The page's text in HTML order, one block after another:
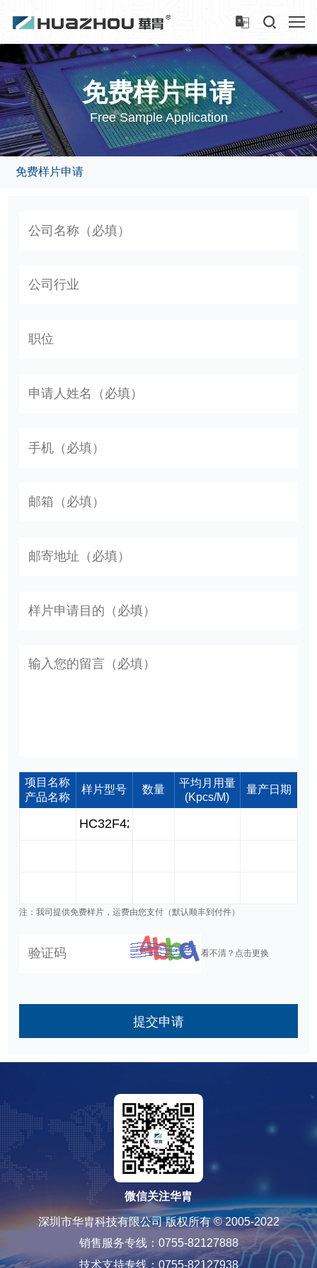
免费样片申请
Free Sample Application
免费样片申请
项目名称
产品名称
样片型号 数量
平均月用量
(Kpcs/M)
量产日期
注：我司提供免费样片，运费由您支付（默认顺丰到付件）
看不清？点击更换
提交申请
微信关注华胄
深圳市华胄科技有限公司 版权所有 © 2005-2022
销售服务专线：0755-82127888
技术支持专线：0755-82127938